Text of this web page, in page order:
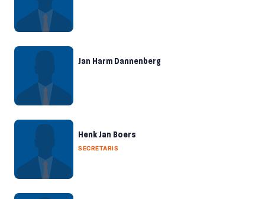
Jan Harm Dannenberg
Henk Jan Boers
SECRETARIS